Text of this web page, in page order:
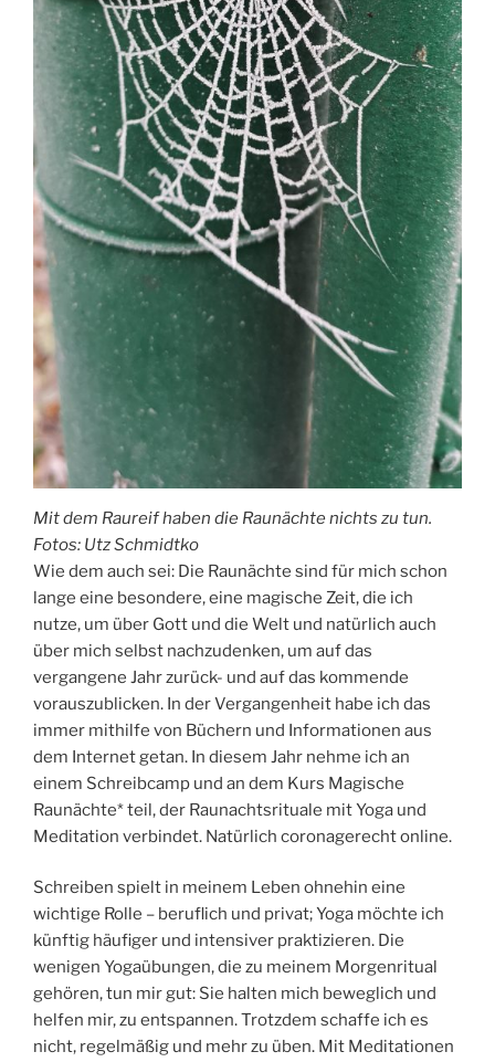
Mit dem Raureif haben die Raunächte nichts zu tun.
Fotos: Utz Schmidtko
Wie dem auch sei: Die Raunächte sind für mich schon
lange eine besondere, eine magische Zeit, die ich
nutze, um über Gott und die Welt und natürlich auch
über mich selbst nachzudenken, um auf das
vergangene Jahr zurück- und auf das kommende
vorauszublicken. In der Vergangenheit habe ich das
immer mithilfe von Büchern und Informationen aus
dem Internet getan. In diesem Jahr nehme ich an
einem Schreibcamp und an dem Kurs Magische
Raunächte* teil, der Raunachtsrituale mit Yoga und
Meditation verbindet. Natürlich coronagerecht online.
Schreiben spielt in meinem Leben ohnehin eine
wichtige Rolle – beruflich und privat; Yoga möchte ich
künftig häufiger und intensiver praktizieren. Die
wenigen Yogaübungen, die zu meinem Morgenritual
gehören, tun mir gut: Sie halten mich beweglich und
helfen mir, zu entspannen. Trotzdem schaffe ich es
nicht, regelmäßig und mehr zu üben. Mit Meditationen